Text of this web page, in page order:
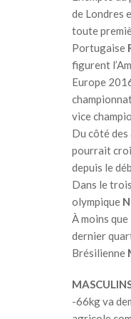
de Londres
toute
Portugaise
figurent
Europe
vice
Du côté
pourrait
depuis le
Dans le
olympique
À moins
dernier
Brésilienne
-66kg va